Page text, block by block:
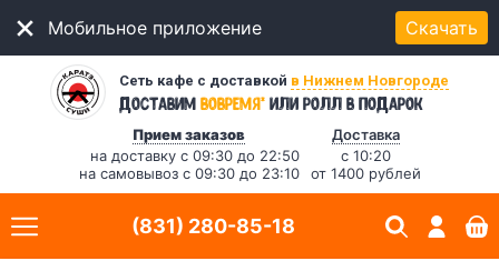
Мобильное приложение Скачать
Сеть кафе с доставкой в Нижнем Новгороде
Доставимвовремя* или ролл в подарок
Прием заказов
на доставку с 09:30 до 22:50
на самовывоз с 09:30 до 23:10
Доставка
с 10:20
от 1400 рублей
(831) 280-85-18